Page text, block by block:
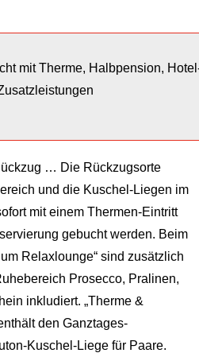
mit Therme, Halbpension,
… Die Rückzugsorte
und die Kuschel-Liegen im
mit einem Thermen-Eintritt
gebucht werden. Beim
Relaxlounge“ sind zusätzlich
Prosecco, Pralinen,
inkludiert. „Therme &
den Ganztages-
Kuschel-Liege für Paare.